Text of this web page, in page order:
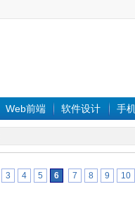
Web前端 软件设计 手
3 4 5 6 7 8 9 10